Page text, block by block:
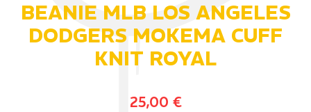
BEANIE MLB LOS ANGELES
DODGERS MOKEMA CUFF
KNIT ROYAL
25,00 €